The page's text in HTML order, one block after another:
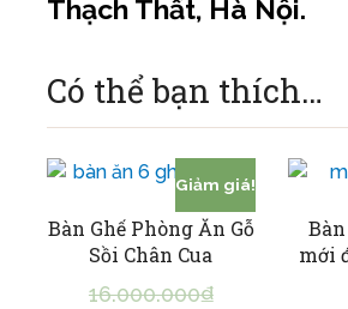
Thạch Thất, Hà Nội.
Có thể bạn thích…
Giảm giá!
Bàn Ghế Phòng Ăn Gỗ
Sồi Chân Cua
16.000.000₫
mới